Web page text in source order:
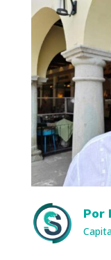
Por